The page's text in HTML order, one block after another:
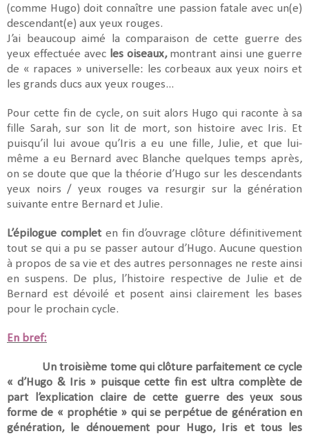
(comme Hugo) doit connaître une passion fatale avec un(e)
descendant(e) aux yeux rouges.
J’ai beaucoup aimé la comparaison de cette guerre des
yeux effectuée avec les oiseaux,montrant ainsi une guerre
de « rapaces » universelle: les corbeaux aux yeux noirs et
les grands ducs aux yeux rouges...
Pour cette fin de cycle, on suit alors Hugo qui raconte à sa
fille Sarah, sur son lit de mort, son histoire avec Iris. Et
puisqu’il lui avoue qu’Iris a eu une fille, Julie, et que lui-
même a eu Bernard avec Blanche quelques temps après,
on se doute que que la théorie d’Hugo sur les descendants
yeux noirs / yeux rouges va resurgir sur la génération
suivante entre Bernard et Julie.
L’épilogue completen fin d’ouvrage clôture définitivement
tout se qui a pu se passer autour d’Hugo. Aucune question
à propos de sa vie et des autres personnages ne reste ainsi
en suspens. De plus, l’histoire respective de Julie et de
Bernard est dévoilé et posent ainsi clairement les bases
pour le prochain cycle.
En bref:
Un troisième tome qui clôture parfaitement ce cycle
« d’Hugo & Iris » puisque cette fin est ultra complète de
part l’explication claire de cette guerre des yeux sous
forme de « prophétie » qui se perpétue de génération en
génération, le dénouement pour Hugo, Iris et tous les